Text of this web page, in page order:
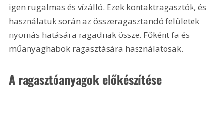
igen rugalmas és vízálló. Ezek kontaktragasztók, és
használatuk során az összeragasztandó felületek
nyomás hatására ragadnak össze. Főként fa és
műanyaghabok ragasztására használatosak.
A ragasztóanyagok előkészítése